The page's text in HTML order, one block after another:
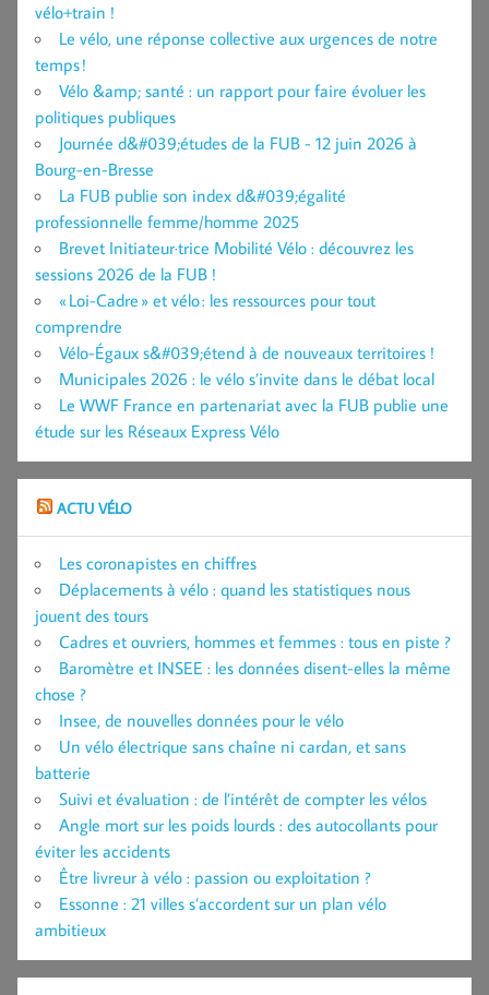
vélo+train !
Le vélo, une réponse collective aux urgences de notre
temps !
Vélo &amp; santé : un rapport pour faire évoluer les
politiques publiques
Journée d&#039;études de la FUB - 12 juin 2026 à
Bourg-en-Bresse
La FUB publie son index d&#039;égalité
professionnelle femme/homme 2025
Brevet Initiateur·trice Mobilité Vélo : découvrez les
sessions 2026 de la FUB !
« Loi-Cadre » et vélo : les ressources pour tout
comprendre
Vélo-Égaux s&#039;étend à de nouveaux territoires !
Municipales 2026 : le vélo s’invite dans le débat local
Le WWF France en partenariat avec la FUB publie une
étude sur les Réseaux Express Vélo
ACTU VÉLO
Les coronapistes en chiffres
Déplacements à vélo : quand les statistiques nous
jouent des tours
Cadres et ouvriers, hommes et femmes : tous en piste ?
Baromètre et INSEE : les données disent-elles la même
chose ?
Insee, de nouvelles données pour le vélo
Un vélo électrique sans chaîne ni cardan, et sans
batterie
Suivi et évaluation : de l’intérêt de compter les vélos
Angle mort sur les poids lourds : des autocollants pour
éviter les accidents
Être livreur à vélo : passion ou exploitation ?
Essonne : 21 villes s’accordent sur un plan vélo
ambitieux